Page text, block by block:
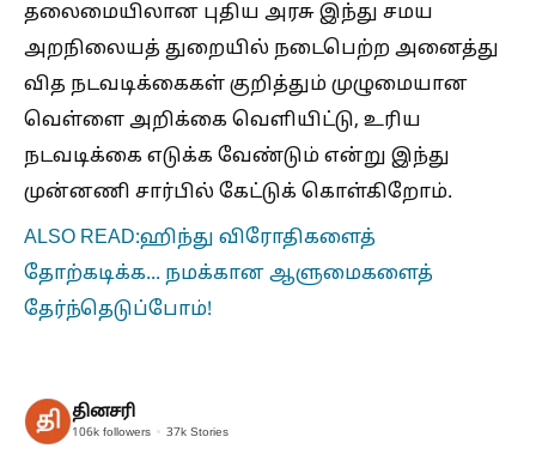
தலைமையிலான புதிய அரசு இந்து சமய
அறநிலையத் துறையில் நடைபெற்ற அனைத்து
வித நடவடிக்கைகள் குறித்தும் முழுமையான
வெள்ளை அறிக்கை வெளியிட்டு, உரிய
நடவடிக்கை எடுக்க வேண்டும் என்று இந்து
முன்னணி சார்பில் கேட்டுக் கொள்கிறோம்.
ALSO READ:ஹிந்து விரோதிகளைத்
தோற்கடிக்க... நமக்கான ஆளுமைகளைத்
தேர்ந்தெடுப்போம்!
தினசரி
106k followers 37k Stories